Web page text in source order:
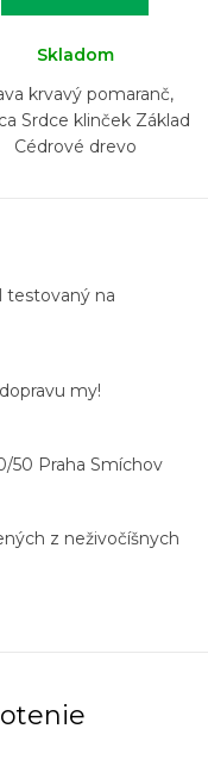
Skladom
krvavý pomaranč,
Srdce klinček Základ
Cédrové drevo
testovaný na
my!
50 Praha Smíchov
z neživočíšnych